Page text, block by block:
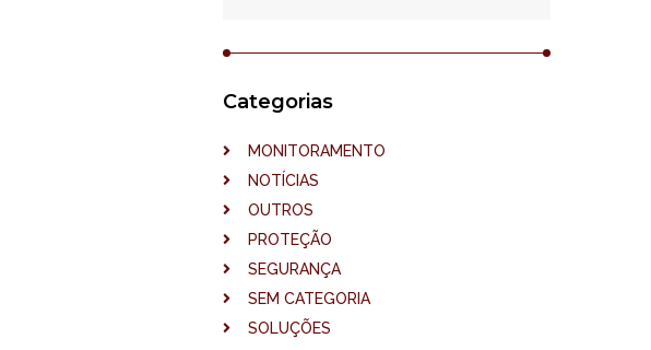
Categorias
MONITORAMENTO
NOTÍCIAS
OUTROS
PROTEÇÃO
SEGURANÇA
SEM CATEGORIA
SOLUÇÕES